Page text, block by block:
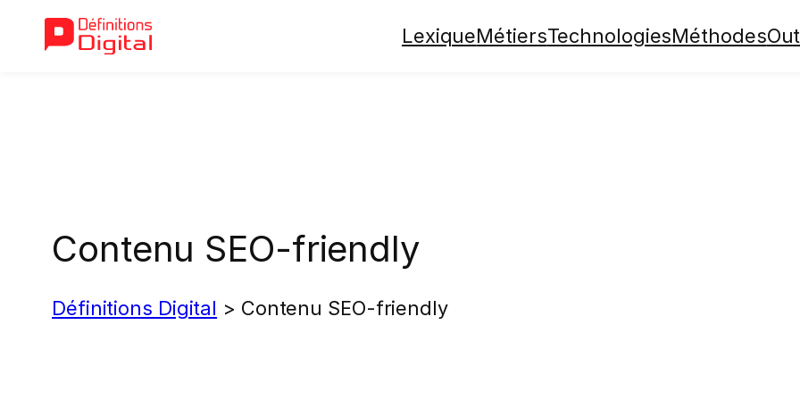
LexiqueMétiersTechnologiesMéthodes
Contenu SEO-friendly
Définitions Digital > Contenu SEO-friendly